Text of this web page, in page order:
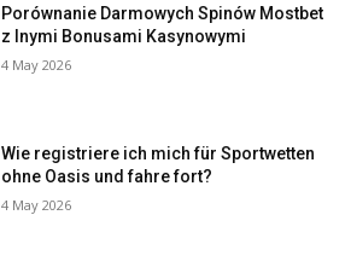
Porównanie Darmowych Spinów Mostbet
z Inymi Bonusami Kasynowymi
4 May 2026
Wie registriere ich mich für Sportwetten
ohne Oasis und fahre fort?
4 May 2026